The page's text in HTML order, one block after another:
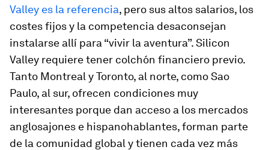
Valley es la referencia, pero sus altos salarios, los
costes fijos y la competencia desaconsejan
instalarse allí para “vivir la aventura”. Silicon
Valley requiere tener colchón financiero previo.
Tanto Montreal y Toronto, al norte, como Sao
Paulo, al sur, ofrecen condiciones muy
interesantes porque dan acceso a los mercados
anglosajones e hispanohablantes, forman parte
de la comunidad global y tienen cada vez más